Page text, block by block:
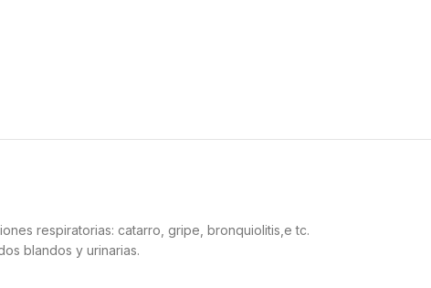
respiratorias: catarro, gripe, bronquiolitis,e tc.
blandos y urinarias.